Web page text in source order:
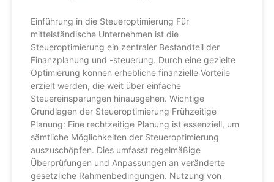
Einführung in die Steueroptimierung Für
mittelständische Unternehmen ist die
Steueroptimierung ein zentraler Bestandteil der
Finanzplanung und -steuerung. Durch eine gezielte
Optimierung können erhebliche finanzielle Vorteile
erzielt werden, die weit über einfache
Steuereinsparungen hinausgehen. Wichtige
Grundlagen der Steueroptimierung Frühzeitige
Planung: Eine rechtzeitige Planung ist essenziell, um
sämtliche Möglichkeiten der Steueroptimierung
auszuschöpfen. Dies umfasst regelmäßige
Überprüfungen und Anpassungen an veränderte
gesetzliche Rahmenbedingungen. Nutzung von